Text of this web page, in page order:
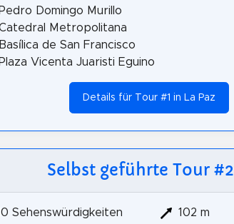
Pedro Domingo Murillo
Metropolitana
Basílica de San Francisco
Plaza Vicenta Juaristi Eguino
Details für Tour #1 in La Paz
Selbst geführte Tour #2
Sehenswürdigkeiten
102 m